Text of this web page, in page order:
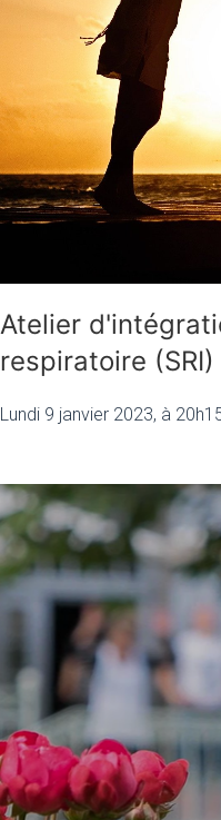
Atelier
respiratoire (SRI)
Lundi 9 janvier 2023, à